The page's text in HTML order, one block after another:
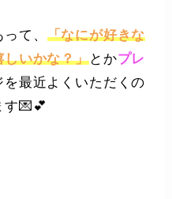
て、 「なにが好きな
しいかな？」とかプレ
最近よくいただくの
す💌💕